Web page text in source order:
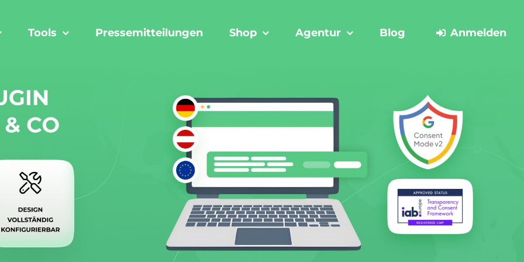
Tools Pressemitteilungen Shop Agentur Blog Anmelden